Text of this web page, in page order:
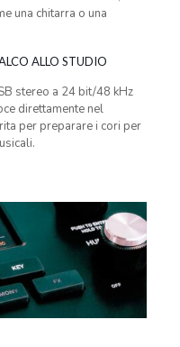
una chitarra o una
ALLO STUDIO
stereo a 24 bit/48 kHz
direttamente nel
per preparare i cori per